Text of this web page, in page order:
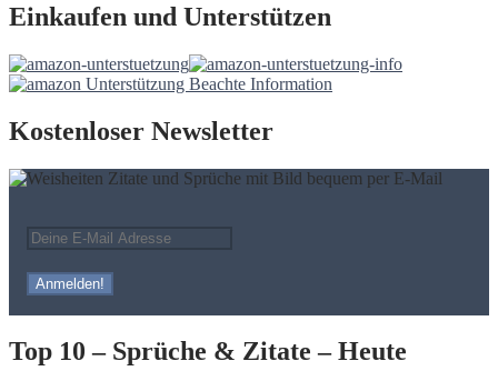
Einkaufen und Unterstützen
Kostenloser Newsletter
Top 10 – Sprüche & Zitate – Heute